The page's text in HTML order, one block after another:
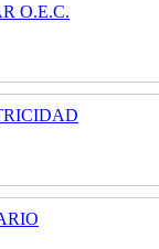
O.E.C.